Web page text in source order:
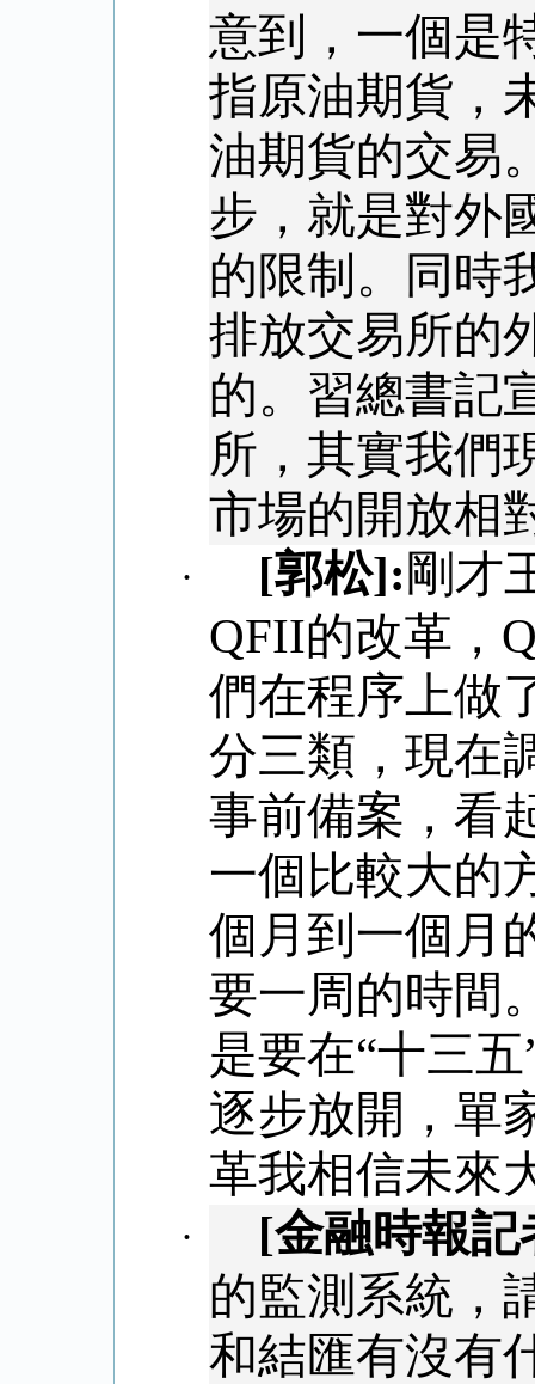
意到，一個是
指原油期貨，
油期貨的交易
步，就是對外
的限制。同時
排放交易所的
的。習總書記
所，其實我們
市場的開放相
· [郭松]:剛才
QFII的改革，
們在程序上做
分三類，現在
事前備案，看
一個比較大的
個月到一個月
要一周的時間
是要在“十三
逐步放開，單
革我相信未來
· [金融時報記
的監測系統，
和結匯有沒有